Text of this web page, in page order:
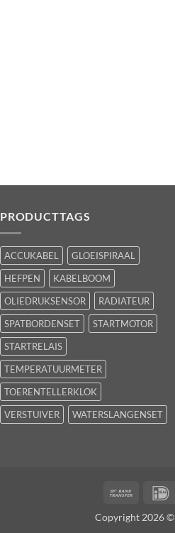
PRODUCTTAGS
ACCUKABEL
GLOEISPIRAAL
HEFPEN
KABELBOOM
OLIEDRUKSENSOR
RADIATEUR
SPATBORDENSET
STARTMOTOR
STARTRELAIS
TEMPERATUURMETER
TOERENTELLERKLOK
VERSTUIVER
WATERSLANGENSET
Bank
Copyright 2026 ©